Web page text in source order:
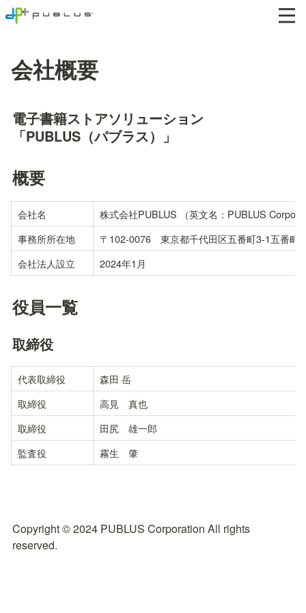
会社概要
電子書籍ストアソリューション
「PUBLUS（パブラス）」
概要
会社名
株式会社PUBLUS （英文名：PUBLUS
事務所所在地
〒102-0076　東京都千代田区五番町3-1五番
会社法人設立
2024年1月
役員一覧
取締役
代表取締役
森田	岳
取締役
高見　真也
取締役
田尻　雄一郎
監査役
霧生　肇
Copyright © 2024 PUBLUS Corporation All rights
reserved.